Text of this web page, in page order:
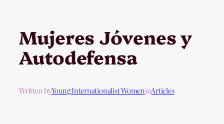
Mujeres Jóvenes y
Autodefensa
Written byYoung Internationalist WomeninArticles